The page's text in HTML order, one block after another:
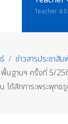
Teacher 4.0
ข่าวสารประชาสั
นฐานฯ ครั้งที่ 5/
ด้สักการะพระพุทธรู